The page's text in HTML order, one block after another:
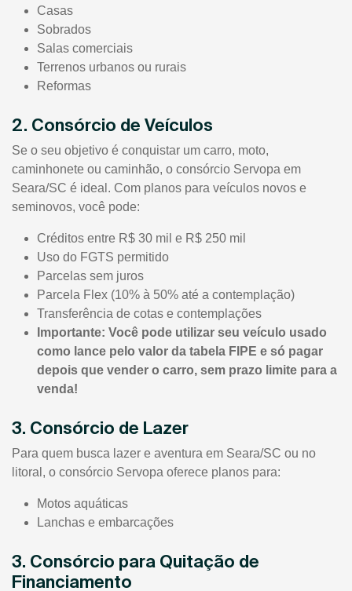
Casas
Sobrados
Salas comerciais
Terrenos urbanos ou rurais
Reformas
2. Consórcio de Veículos
Se o seu objetivo é conquistar um carro, moto,
caminhonete ou caminhão, o consórcio Servopa em
Seara/SC é ideal. Com planos para veículos novos e
seminovos, você pode:
Créditos entre R$ 30 mil e R$ 250 mil
Uso do FGTS permitido
Parcelas sem juros
Parcela Flex (10% à 50% até a contemplação)
Transferência de cotas e contemplações
Importante: Você pode utilizar seu veículo usado
como lance pelo valor da tabela FIPE e só pagar
depois que vender o carro, sem prazo limite para a
venda!
3. Consórcio de Lazer
Para quem busca lazer e aventura em Seara/SC ou no
litoral, o consórcio Servopa oferece planos para:
Motos aquáticas
Lanchas e embarcações
3. Consórcio para Quitação de
Financiamento